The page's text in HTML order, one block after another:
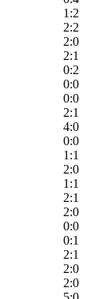
1:2
2:2
2:0
2:1
0:2
0:0
0:0
2:1
4:0
0:0
1:1
2:0
1:1
2:1
2:0
0:0
0:1
2:1
2:0
2:0